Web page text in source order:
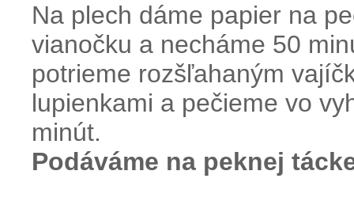
Na plech dáme papier na
vianočku a necháme 50
potrieme rozšľahaným
lupienkami a pečieme vo
minút.
Podáváme na peknej